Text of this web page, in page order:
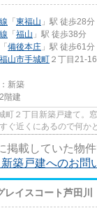
「 東福山 」駅 徒歩28分
「 福山 」駅 徒歩38分
「 備後本庄 」駅 徒歩61分
福山市手城町 ２丁目21-
新築
階建
町２丁目新築戸建て。
ぐ近くにあるので何か
掲載していた物件
築戸建へのお問
レイスコート芦田